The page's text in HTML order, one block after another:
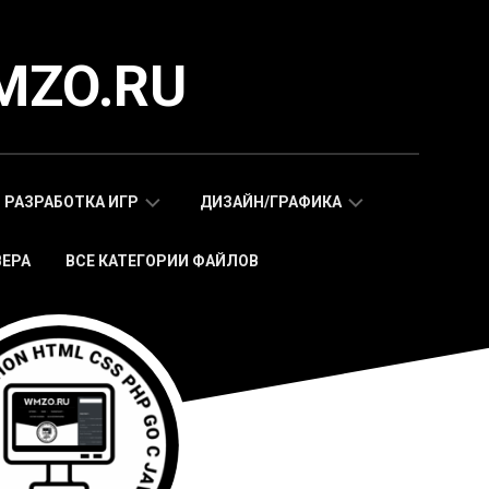
РАЗРАБОТКА ИГР
МОБИЛЬНЫХ
ИГР
HTML5
ИГРЫ
СКРИПТЫ
WEB
ДИЗАЙН/ГРАФИКА
HTML5
ВСЕ КАТЕГОРИИ ФАЙЛОВ